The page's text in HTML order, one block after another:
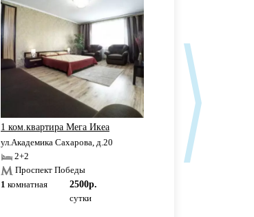
1 ком.квартира Мега Икеа
ул.Академика Сахарова, д.20
2+2
Проспект Победы
1 комнатная
2500р.
сутки
Элитная 1-к кв. в
ул.Ю.Фучика, д.88
2+2